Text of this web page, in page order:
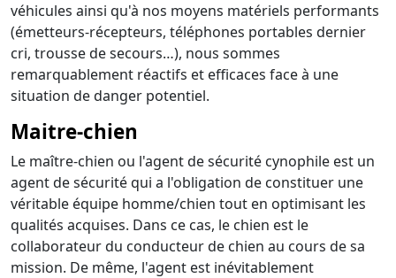
véhicules ainsi qu'à nos moyens matériels performants
(émetteurs-récepteurs, téléphones portables dernier
cri, trousse de secours…), nous sommes
remarquablement réactifs et efficaces face à une
situation de danger potentiel.
Maitre-chien
Le maître-chien ou l'agent de sécurité cynophile est un
agent de sécurité qui a l'obligation de constituer une
véritable équipe homme/chien tout en optimisant les
qualités acquises. Dans ce cas, le chien est le
collaborateur du conducteur de chien au cours de sa
mission. De même, l'agent est inévitablement